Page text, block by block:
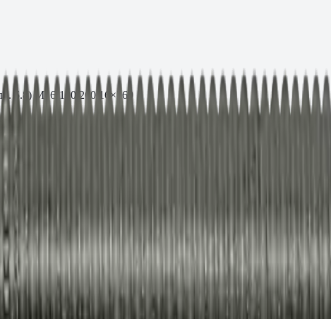
5.8) M16-100/260 16×260
кл.пр. 5.8) M16-100/260 16×260
и текущей партии.